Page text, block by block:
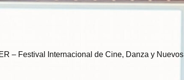
– Festival Internacional de Cine, Danza y Nuevos